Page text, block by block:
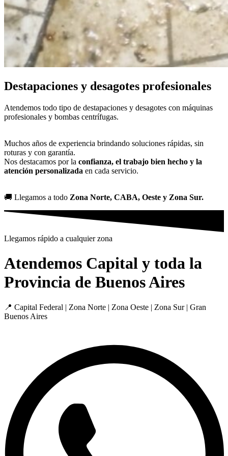
Destapaciones y desagotes profesionales
Atendemos todo tipo de destapaciones y desagotes con máquinas
profesionales y bombas centrífugas.
Muchos años de experiencia brindando soluciones rápidas, sin
roturas y con garantía.
Nos destacamos por la confianza, el trabajo bien hecho y la
atención personalizada en cada servicio.
🚚 Llegamos a todo Zona Norte, CABA, Oeste y Zona Sur.
Llegamos rápido a cualquier zona
Atendemos Capital y toda la
Provincia de Buenos Aires
📍 Capital Federal | Zona Norte | Zona Oeste | Zona Sur | Gran
Buenos Aires